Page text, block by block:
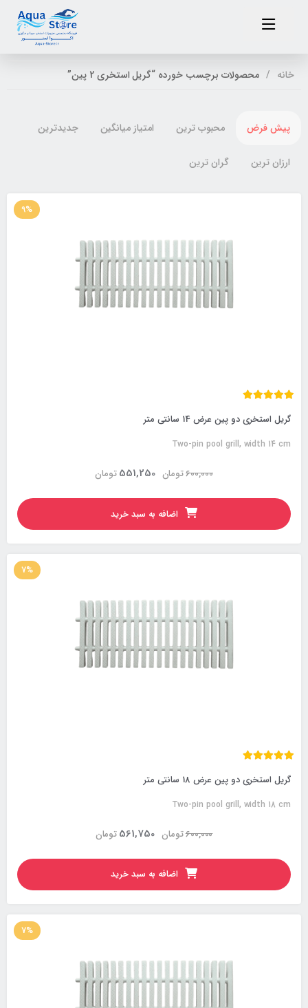
خانه محصولات برچسب خورده “گریل استخری 2 پین”
پیش فرض محبوب ترین امتیاز میانگین جدیدترین
ارزان ترین گران ترین
9%
گریل استخری دو پین عرض 14 سانتی متر
Two-pin pool grill, width 14 cm
تومان600,000 تومان551,250
اضافه به سبد خرید
7%
گریل استخری دو پین عرض 18 سانتی متر
Two-pin pool grill, width 18 cm
تومان600,000 تومان561,750
اضافه به سبد خرید
7%